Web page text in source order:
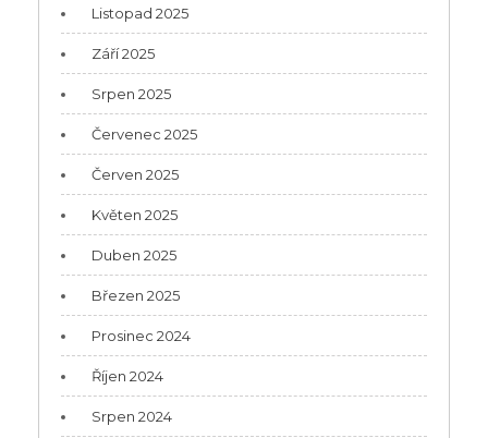
Listopad 2025
Září 2025
Srpen 2025
Červenec 2025
Červen 2025
Květen 2025
Duben 2025
Březen 2025
Prosinec 2024
Říjen 2024
Srpen 2024